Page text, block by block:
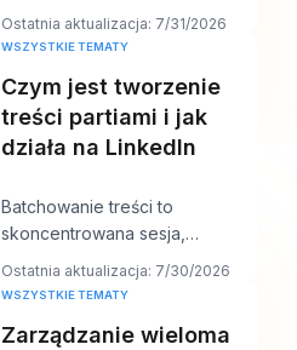
niewłaściwych rzeczy. Publikują
więcej, gonią za wi
Ostatnia aktualizacja: 7/31/2026
WSZYSTKIE TEMATY
Czym jest tworzenie
treści partiami i jak
działa na LinkedIn
Batchowanie treści to
skoncentrowana sesja,
podczas której tworzysz naraz
wiele postów na LinkedIn,
Ostatnia aktualizacja: 7/30/2026
WSZYSTKIE TEMATY
Zarządzanie wieloma